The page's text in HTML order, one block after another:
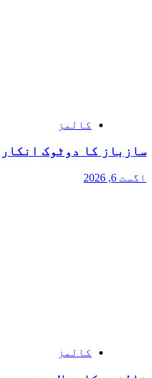
کالمز
سازباز کا دوٹوک انکار
اگست 6, 2026
کالمز